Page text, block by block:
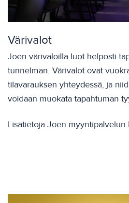
Värivalot
Joen värivaloilla luot helposti
tunnelman. Värivalot ovat
tilavarauksen yhteydessä, ja
voidaan muokata tapahtuman
Lisätietoja Joen myyntipalvelun